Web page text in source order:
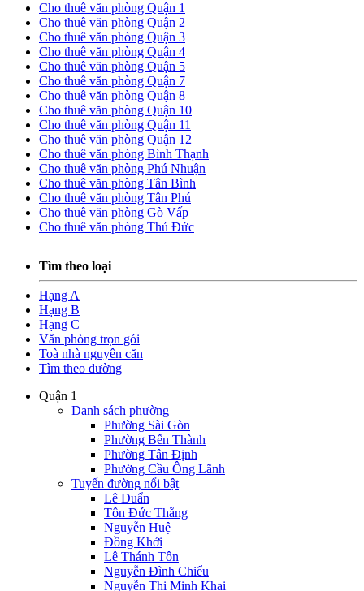
Cho thuê văn phòng Quận 1
Cho thuê văn phòng Quận 2
Cho thuê văn phòng Quận 3
Cho thuê văn phòng Quận 4
Cho thuê văn phòng Quận 5
Cho thuê văn phòng Quận 7
Cho thuê văn phòng Quận 8
Cho thuê văn phòng Quận 10
Cho thuê văn phòng Quận 11
Cho thuê văn phòng Quận 12
Cho thuê văn phòng Bình Thạnh
Cho thuê văn phòng Phú Nhuận
Cho thuê văn phòng Tân Bình
Cho thuê văn phòng Tân Phú
Cho thuê văn phòng Gò Vấp
Cho thuê văn phòng Thủ Đức
Tìm theo loại
Hạng A
Hạng B
Hạng C
Văn phòng trọn gói
Toà nhà nguyên căn
Tìm theo đường
Quận 1
Danh sách phường
Phường Sài Gòn
Phường Bến Thành
Phường Tân Định
Phường Cầu Ông Lãnh
Tuyến đường nổi bật
Lê Duẩn
Tôn Đức Thắng
Nguyễn Huệ
Đồng Khởi
Lê Thánh Tôn
Nguyễn Đình Chiểu
Nguyễn Thị Minh Khai